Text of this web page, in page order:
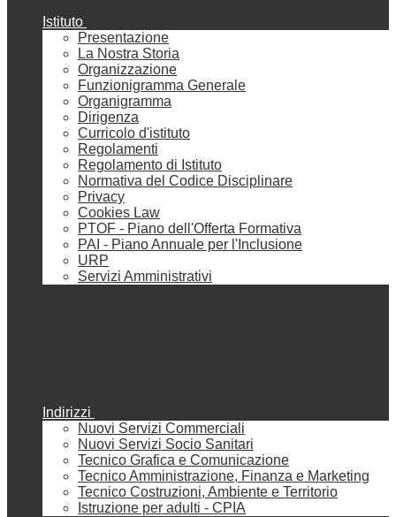
Istituto
Presentazione
La Nostra Storia
Organizzazione
Funzionigramma Generale
Organigramma
Dirigenza
Curricolo d'istituto
Regolamenti
Regolamento di Istituto
Normativa del Codice Disciplinare
Privacy
Cookies Law
PTOF - Piano dell'Offerta Formativa
PAI - Piano Annuale per l'Inclusione
URP
Servizi Amministrativi
Indirizzi
Nuovi Servizi Commerciali
Nuovi Servizi Socio Sanitari
Tecnico Grafica e Comunicazione
Tecnico Amministrazione, Finanza e Marketing
Tecnico Costruzioni, Ambiente e Territorio
Istruzione per adulti - CPIA